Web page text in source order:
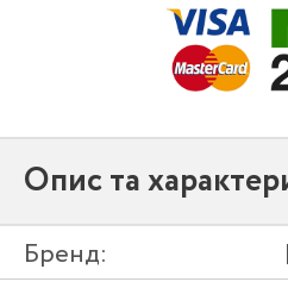
Опис та
Бренд: